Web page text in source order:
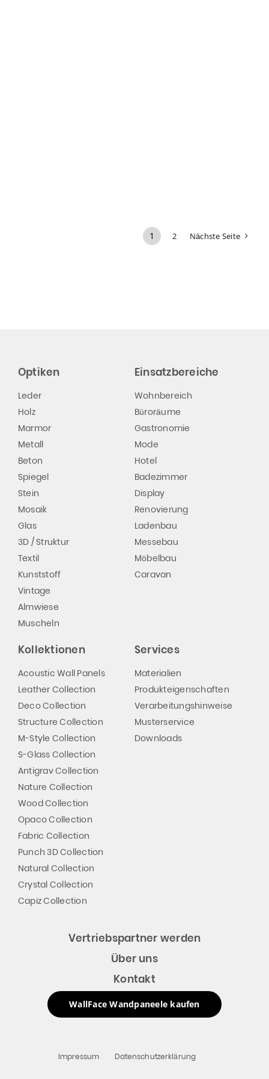
1 2 Nächste Seite
Optiken
Leder
Holz
Marmor
Metall
Beton
Spiegel
Stein
Mosaik
Glas
3D / Struktur
Textil
Kunststoff
Vintage
Almwiese
Muscheln
Einsatzbereiche
Wohnbereich
Büroräume
Gastronomie
Mode
Hotel
Badezimmer
Display
Renovierung
Ladenbau
Messebau
Möbelbau
Caravan
Kollektionen
Acoustic Wall Panels
Leather Collection
Deco Collection
Structure Collection
M-Style Collection
S-Glass Collection
Antigrav Collection
Nature Collection
Wood Collection
Opaco Collection
Fabric Collection
Punch 3D Collection
Natural Collection
Crystal Collection
Capiz Collection
Services
Materialien
Produkteigenschaften
Verarbeitungshinweise
Musterservice
Downloads
Vertriebspartner werden
Über uns
Kontakt
WallFace Wandpaneele kaufen
Impressum Datenschutzerklärung